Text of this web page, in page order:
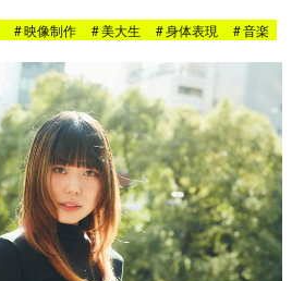
#映像制作 #美大生 #身体表現 #音楽